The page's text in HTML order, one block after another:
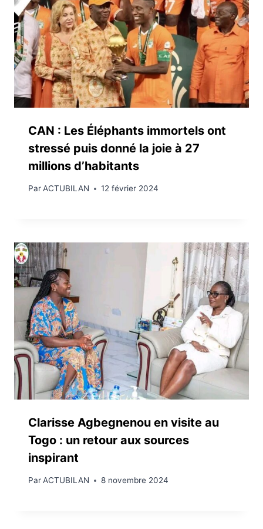
CAN : Les Éléphants immortels ont
stressé puis donné la joie à 27
millions d’habitants
ParACTUBILAN 12 février 2024
Clarisse Agbegnenou en visite au
Togo : un retour aux sources
inspirant
ParACTUBILAN 8 novembre 2024